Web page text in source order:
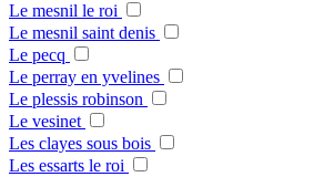
Le mesnil le roi
Le mesnil saint denis
Le pecq
Le perray en yvelines
Le plessis robinson
Le vesinet
Les clayes sous bois
Les essarts le roi